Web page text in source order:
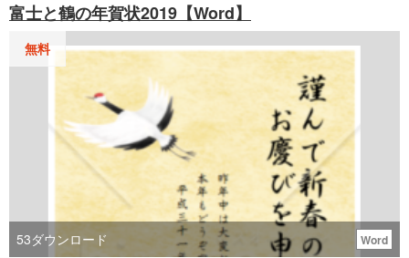
富士と鶴の年賀状2019【Word】
無料
53ダウンロード Word